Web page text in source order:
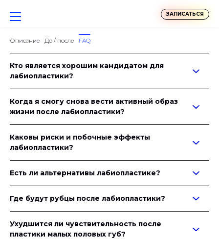
ЗАПИСАТЬСЯ
Описание До / после FAQ
Кто является хорошим кандидатом для
лабиопластики?
Когда я смогу снова вести активный образ
жизни после лабиопластики?
Каковы риски и побочные эффекты
лабиопластики?
Есть ли альтернативы лабиопластике?
Где будут рубцы после лабиопластики?
Ухудшится ли чувствительность после
пластики малых половых губ?